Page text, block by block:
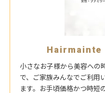
Hairmainte
小さなお子様から美容への
で、ご家族みんなでご利用
ます。お手頃価格かつ時短